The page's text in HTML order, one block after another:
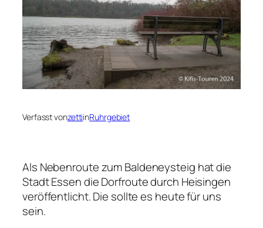
Verfasst vonzettiinRuhrgebiet
Als Nebenroute zum Baldeneysteig hat die
Stadt Essen die Dorfroute durch Heisingen
veröffentlicht. Die sollte es heute für uns
sein.